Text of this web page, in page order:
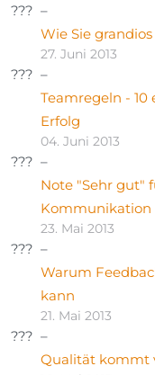
Wie Sie
27. Juni 2013
Teamregeln -
Erfolg
04. Juni 2013
Note "Sehr gut"
Kommunikation
23. Mai 2013
Warum
kann
21. Mai 2013
Qualität kommt